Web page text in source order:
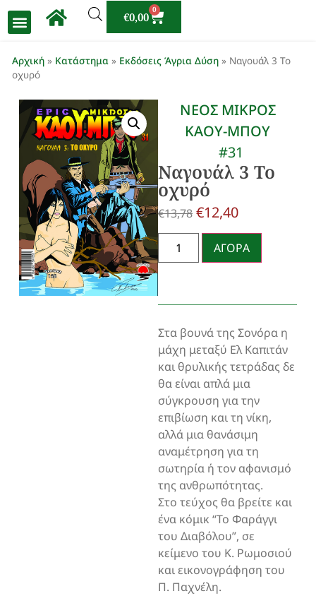
€0,00
0
Αρχική » Κατάστημα » Εκδόσεις Άγρια Δύση » Ναγουάλ 3 Το
οχυρό
ΝΕΟΣ ΜΙΚΡΟΣ
ΚΑΟΥ-ΜΠΟΥ
#31
Ναγουάλ 3 Το
οχυρό
€13,78 €12,40
ΑΓΟΡΑ
Στα βουνά της Σονόρα η
μάχη μεταξύ Ελ Καπιτάν
και θρυλικής τετράδας δε
θα είναι απλά μια
σύγκρουση για την
επιβίωση και τη νίκη,
αλλά μια θανάσιμη
αναμέτρηση για τη
σωτηρία ή τον αφανισμό
της ανθρωπότητας.
Στο τεύχος θα βρείτε και
ένα κόμικ “Το Φαράγγι
του Διαβόλου”, σε
κείμενο του Κ. Ρωμοσιού
και εικονογράφηση του
Π. Παχνέλη.